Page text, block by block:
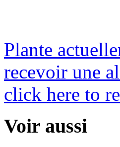
Plante
recevoir une
click here to
Voir aussi